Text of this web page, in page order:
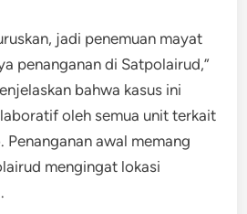
jadi penemuan mayat
penanganan di Satpolairud,”
bahwa kasus ini
oleh semua unit terkait
awal memang
mengingat lokasi